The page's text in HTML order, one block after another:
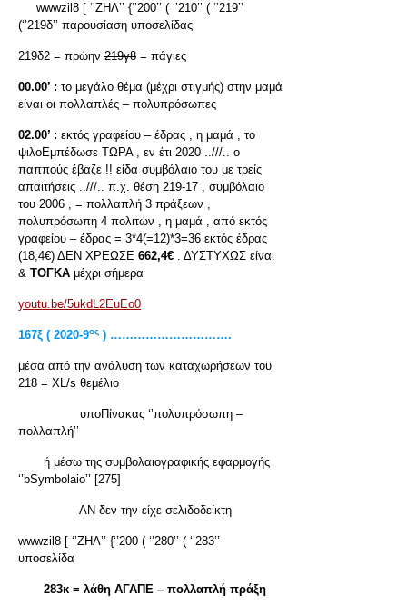
wwwzil8 [ ‘’ΖΗΛ’’ {‘’200’’ ( ‘’210’’ ( ‘’219’’
(‘’219δ’’ παρουσίαση υποσελίδας
219δ2 = πρώην 219γ8 = πάγιες
00.00’ : το μεγάλο θέμα (μέχρι στιγμής) στην μαμά
είναι οι πολλαπλές – πολυπρόσωπες
02.00’ : εκτός γραφείου – έδρας , η μαμά , το
ψιλοΕμπέδωσε ΤΩΡΑ , εν έτι 2020 ..///.. ο
παππούς έβαζε !! είδα συμβόλαιο του με τρείς
απαιτήσεις ..///.. π.χ. θέση 219-17 , συμβόλαιο
του 2006 , = πολλαπλή 3 πράξεων ,
πολυπρόσωπη 4 πολιτών , η μαμά , από εκτός
γραφείου – έδρας = 3*4(=12)*3=36 εκτός έδρας
(18,4€) ΔΕΝ ΧΡΕΩΣΕ 662,4€ . ΔΥΣΤΥΧΩΣ είναι
& ΤΟΓΚΑ μέχρι σήμερα
youtu.be/5ukdL2EuEo0
167ξ ( 2020-9ος ) ………………………….
μέσα από την ανάλυση των καταχωρήσεων του
218 = XL/s θεμέλιο
υποΠίνακας ‘’πολυπρόσωπη –
πολλαπλή’’
ή μέσω της συμβολαιογραφικής εφαρμογής
‘’bSymbolaio’’ [275]
ΑΝ δεν την είχε σελιδοδείκτη
wwwzil8 [ ‘’ΖΗΛ’’ {‘’200 ( ‘’280’’ ( ‘’283’’
υποσελίδα
283κ = λάθη ΑΓΑΠΕ – πολλαπλή πράξη